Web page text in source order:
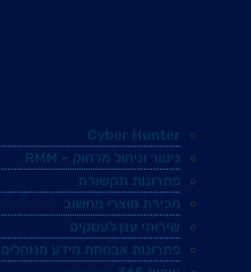
Cyber Hunter
ניטור וניהול מרחוק – RMM
פתרונות תקשורת
מכירת מוצרי מחשוב
שירותי ענן לעסקים
פתרונות אבטחת מידע מנוהלים